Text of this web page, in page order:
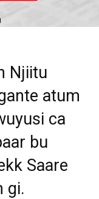
Njiitu
atum
ca
bu
Saare
gi.